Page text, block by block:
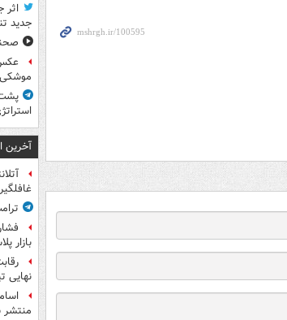
اثر
جدید
موشکی
پشت
آخرین
بازار
نهایی